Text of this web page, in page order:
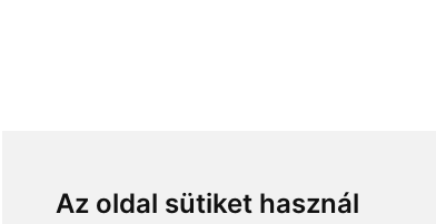
Az oldal sütiket használ